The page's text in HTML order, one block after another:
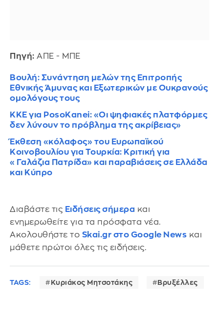
Πηγή: ΑΠΕ - ΜΠΕ
Βουλή: Συνάντηση μελών της Επιτροπής
Εθνικής Άμυνας και Εξωτερικών με Ουκρανούς
ομολόγους τους
ΚΚΕ για PosoKanei: «Οι ψηφιακές πλατφόρμες
δεν λύνουν το πρόβλημα της ακρίβειας»
Έκθεση «κόλαφος» του Ευρωπαϊκού
Κοινοβουλίου για Τουρκία: Κριτική για
«Γαλάζια Πατρίδα» και παραβιάσεις σε Ελλάδα
και Κύπρο
Διαβάστε τις Ειδήσεις σήμερα και
ενημερωθείτε για τα πρόσφατα νέα.
Ακολουθήστε το Skai.gr στο Google News και
μάθετε πρώτοι όλες τις ειδήσεις.
TAGS: Κυριάκος Μητσοτάκης Βρυξέλλες